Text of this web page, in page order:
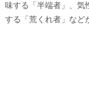
味する「半端者」、気
する「荒くれ者」など